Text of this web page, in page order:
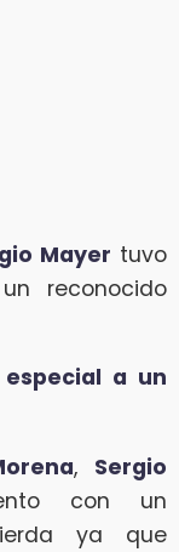
Mayer tuvo
reconocido
a un
, Sergio
con un
ya que